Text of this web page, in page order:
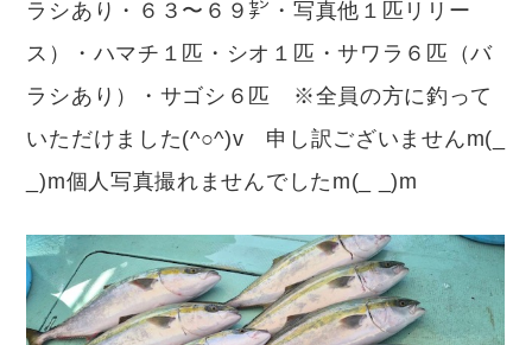
ラシあり・６３〜６９㌢・写真他１匹リリー
ス）・ハマチ１匹・シオ１匹・サワラ６匹（バ
ラシあり）・サゴシ６匹 ※全員の方に釣って
いただけました(^○^)v 申し訳ございませんm(_
_)m個人写真撮れませんでしたm(_ _)m